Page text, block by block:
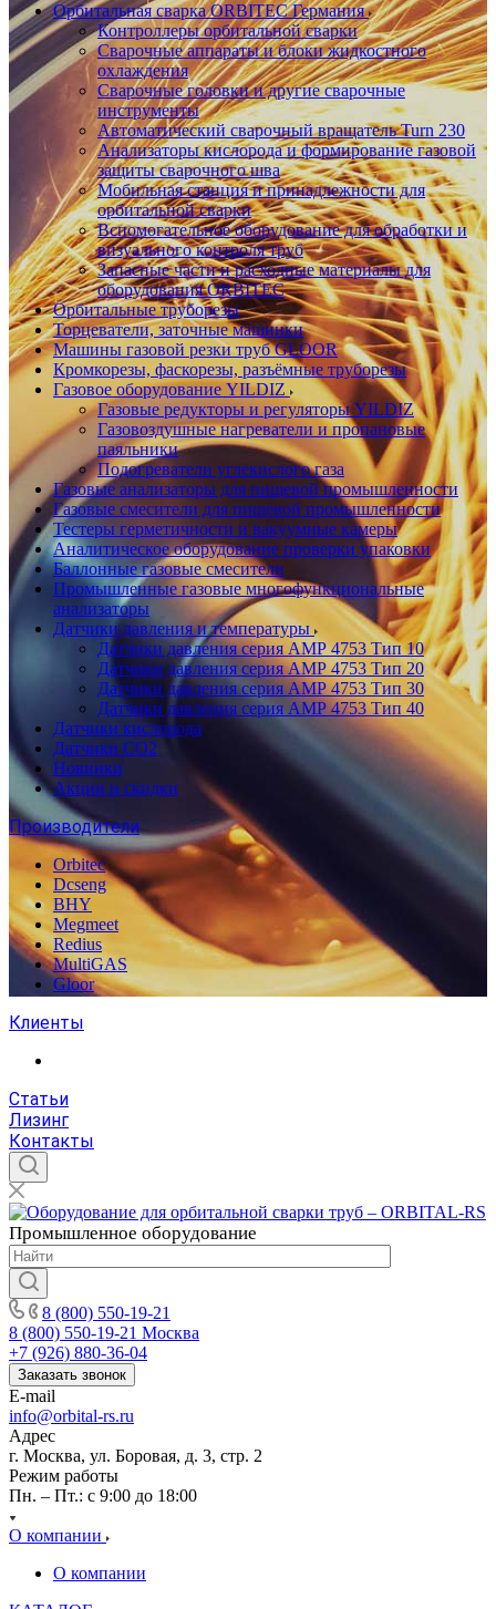
Орбитальная сварка ORBITEC Германия
Контроллеры орбитальной сварки
Сварочные аппараты и блоки жидкостного
охлаждения
Сварочные головки и другие сварочные
инструменты
Автоматический сварочный вращатель Turn 230
Анализаторы кислорода и формирование газовой
защиты сварочного шва
Мобильная станция и принадлежности для
орбитальной сварки
Вспомогательное оборудование для обработки и
визуального контроля труб
Запасные части и расходные материалы для
оборудования ORBITEC
Орбитальные труборезы
Торцеватели, заточные машинки
Машины газовой резки труб GLOOR
Кромкорезы, фаскорезы, разъёмные труборезы
Газовое оборудование YILDIZ
Газовые редукторы и регуляторы YILDIZ
Газовоздушные нагреватели и пропановые
паяльники
Подогреватели углекислого газа
Газовые анализаторы для пищевой промышленности
Газовые смесители для пищевой промышленности
Тестеры герметичности и вакуумные камеры
Аналитическое оборудование проверки упаковки
Баллонные газовые смесители
Промышленные газовые многофункциональные
анализаторы
Датчики давления и температуры
Датчики давления серия АМР 4753 Тип 10
Датчики давления серия АМР 4753 Тип 20
Датчики давления серия АМР 4753 Тип 30
Датчики давления серия АМР 4753 Тип 40
Датчики кислорода
Датчики CO2
Новинки
Акции и скидки
Производители
Orbitec
Dcseng
BHY
Megmeet
Redius
MultiGAS
Gloor
Клиенты
Статьи
Лизинг
Контакты
Промышленное оборудование
8 (800) 550-19-21
8 (800) 550-19-21 Москва
+7 (926) 880-36-04
Заказать звонок
E-mail
info@orbital-rs.ru
Адрес
г. Москва, ул. Боровая, д. 3, стр. 2
Режим работы
Пн. – Пт.: с 9:00 до 18:00
О компании
О компании